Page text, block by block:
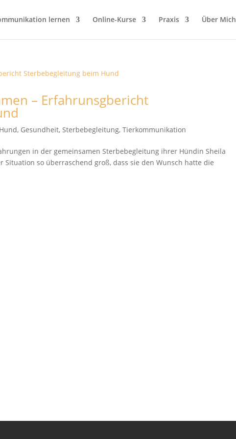
lernen Online-Kurse Praxis Über Mich
– Erfahrunsgbericht
, Gesundheit,Sterbebegleitung,Tierkommunikation
in der gemeinsamen Sterbebegleitung ihrer Hündin Sheila
Situation so überraschend groß, dass sie den Wunsch hatte die